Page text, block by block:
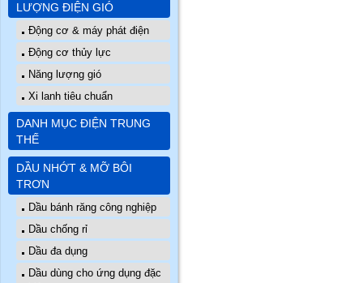
LƯỢNG ĐIỆN GIÓ
Động cơ & máy phát điện
Động cơ thủy lực
Năng lượng gió
Xi lanh tiêu chuẩn
DANH MỤC ĐIỆN TRUNG
THẾ
DẦU NHỚT & MỠ BÔI
TRƠN
Dầu bánh răng công nghiệp
Dầu chống rỉ
Dầu đa dụng
Dầu dùng cho ứng dụng đặc